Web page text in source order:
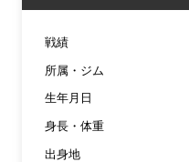
戦績
所属・ジム
生年月日
身長・体重
出身地